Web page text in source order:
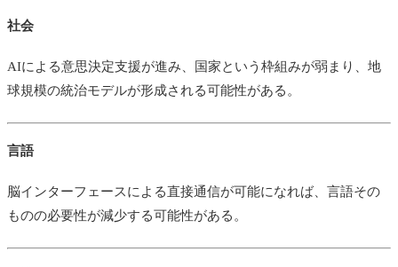
社会
AIによる意思決定支援が進み、国家という枠組みが弱まり、地
球規模の統治モデルが形成される可能性がある。
言語
脳インターフェースによる直接通信が可能になれば、言語その
ものの必要性が減少する可能性がある。